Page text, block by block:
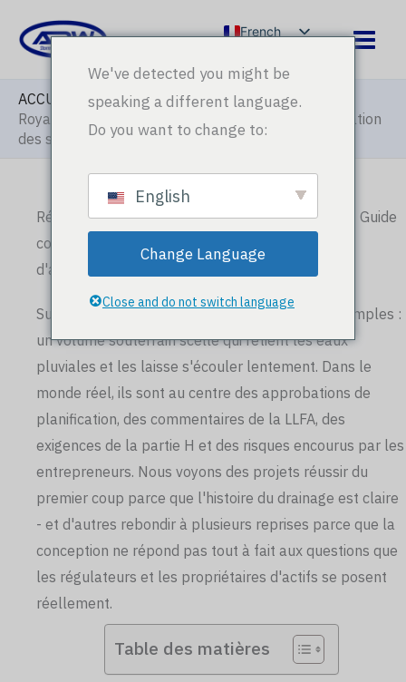
French
ACCUEIL »Blog»Réservoirs d'atténuation au
Royaume-Uni : 2026 Guide complet pour l'approbation
des systèmes d'assainissement autonome (SuDS)
Réservoirs d'atténuation au Royaume-Uni : 2026 Guide
complet pour l'approbation des systèmes
d'assainissement autonome (SuDS)
Sur le papier, les réservoirs d'atténuation sont simples :
un volume souterrain scellé qui retient les eaux
pluviales et les laisse s'écouler lentement. Dans le
monde réel, ils sont au centre des approbations de
planification, des commentaires de la LLFA, des
exigences de la partie H et des risques encourus par les
entrepreneurs. Nous voyons des projets réussir du
premier coup parce que l'histoire du drainage est claire
- et d'autres rebondir à plusieurs reprises parce que la
conception ne répond pas tout à fait aux questions que
les régulateurs et les propriétaires d'actifs se posent
réellement.
Table des matières
We've detected you might be
speaking a different language.
Do you want to change to:
English
Change Language
Close and do not switch language